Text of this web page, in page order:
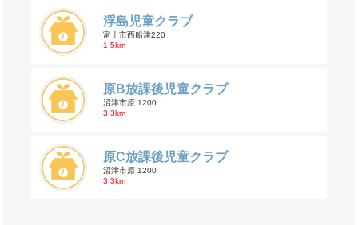
浮島児童クラブ
富士市西船津220
1.5km
原B放課後児童クラブ
沼津市原 1200
3.3km
原C放課後児童クラブ
沼津市原 1200
3.3km